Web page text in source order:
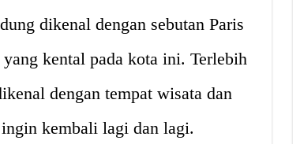
dikenal dengan sebutan Paris
kental pada kota ini. Terlebih
dengan tempat wisata dan
kembali lagi dan lagi.